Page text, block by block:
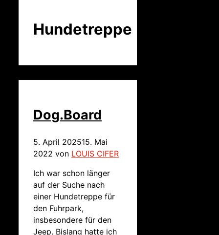
Hundetreppe
Dog.Board
5. April 202515. Mai
2022 von LOUIS CIFER
Ich war schon länger
auf der Suche nach
einer Hundetreppe für
den Fuhrpark,
insbesondere für den
Jeep. Bislang hatte ich